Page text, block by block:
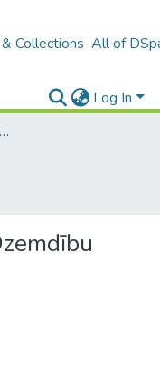
Collections All of
Log In
B4 – LU fakultātes / Faculties of the UL